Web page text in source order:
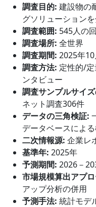
調査目的: 建設物の
グソリューションを
調査範囲: 545人の
調査場所: 全世界
調査期間: 2025年
調査方法: 定性的/
ンタビュー
調査サンプルサイ
ネット調査306件
データの三角検証:
データベースによ
二次情報源: 企業レ
基準年: 2025年
予測期間: 2026－
市場規模算出アプ
アップ分析の併用
予測手法: 統計モデ